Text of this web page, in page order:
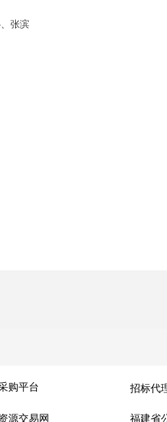
张滨
招标代
源交易网
购平台
福建省